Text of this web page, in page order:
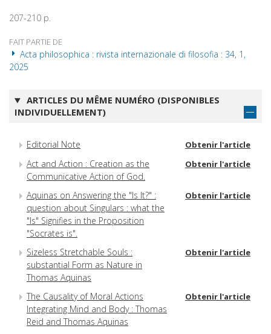
207-210 p.
FAIT PARTIE DE
Acta philosophica : rivista internazionale di filosofia : 34, 1,
2025
ARTICLES DU MÊME NUMÉRO (DISPONIBLES
INDIVIDUELLEMENT)
Editorial Note Obtenir l'article
Act and Action : Creation as the
Communicative Action of God.
Obtenir l'article
Aquinas on Answering the "Is It?" :
question about Singulars : what the
"Is" Signifies in the Proposition
"Socrates is".
Obtenir l'article
Sizeless Stretchable Souls :
substantial Form as Nature in
Thomas Aquinas
Obtenir l'article
The Causality of Moral Actions
Integrating Mind and Body : Thomas
Reid and Thomas Aquinas
Obtenir l'article